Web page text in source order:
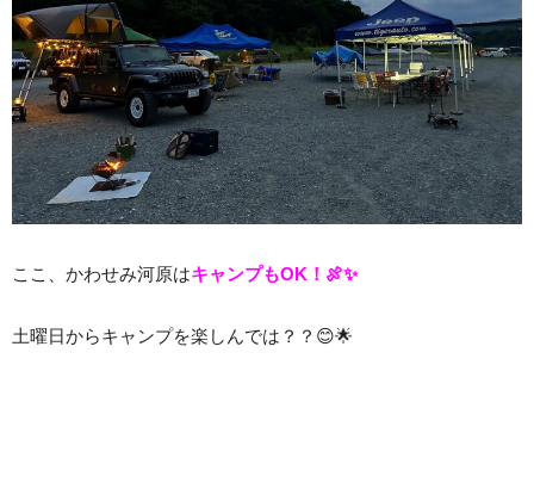
ここ、かわせみ河原はキャンプもOK！🍖✨
土曜日からキャンプを楽しんでは？？😊🌟